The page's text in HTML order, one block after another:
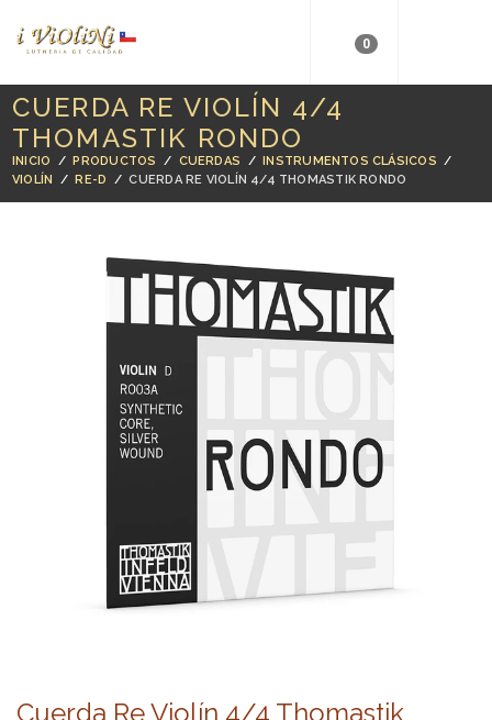
0
CUERDA RE VIOLÍN 4/4
THOMASTIK RONDO
INICIO /PRODUCTOS / CUERDAS /INSTRUMENTOS CLÁSICOS /
VIOLÍN
/RE-D /CUERDA RE VIOLÍN 4/4 THOMASTIK RONDO
Cuerda Re Violín 4/4 Thomastik